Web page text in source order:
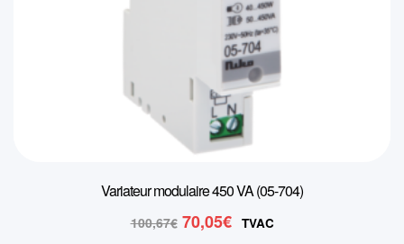
Variateur modulaire 450 VA (05-704)
100,67€ Le
70,05€ Le
TVAC